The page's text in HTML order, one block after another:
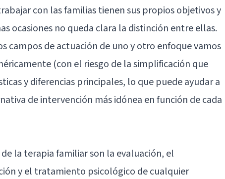
con las familias tienen sus propios objetivos y
ocasiones no queda clara la distinción entre ellas.
campos de actuación de uno y otro enfoque vamos
(con el riesgo de la simplificación que
y diferencias principales, lo que puede ayudar a
de intervención más idónea en función de cada
la terapia familiar son la evaluación, el
y el tratamiento psicológico de cualquier